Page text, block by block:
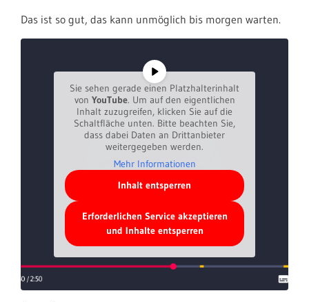
Das ist so gut, das kann unmöglich bis morgen warten.
Sie sehen gerade einen Platzhalterinhalt
von YouTube. Um auf den eigentlichen
Inhalt zuzugreifen, klicken Sie auf die
Schaltfläche unten. Bitte beachten Sie,
dass dabei Daten an Drittanbieter
weitergegeben werden.
Mehr Informationen
Inhalt entsperren
Erforderlichen Service akzeptieren
und Inhalte entsperren